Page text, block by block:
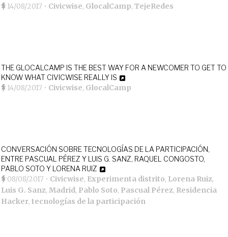
14/08/2017 • Civicwise, GlocalCamp,TejeRedes
THE GLOCALCAMP IS THE BEST WAY FOR A NEWCOMER TO GET TO
KNOW WHAT CIVICWISE REALLY IS
14/08/2017 • Civicwise, GlocalCamp
CONVERSACIÓN SOBRE TECNOLOGÍAS DE LA PARTICIPACIÓN,
ENTRE PASCUAL PÉREZ Y LUIS G. SANZ, RAQUEL CONGOSTO,
PABLO SOTO Y LORENA RUIZ
08/08/2017 • Civicwise, Experimenta distrito, Lorena Ruiz,
Luis G. Sanz,Madrid, Pablo Soto, Pascual Pérez, Residencia
Hacker,tecnologías de la participación